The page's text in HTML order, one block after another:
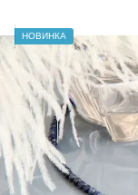
НОВИНКА